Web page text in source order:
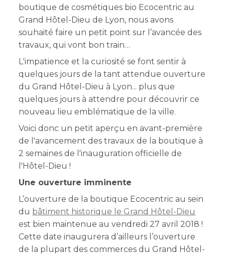
boutique de cosmétiques bio Ecocentric au
Grand Hôtel-Dieu de Lyon, nous avons
souhaité faire un petit point sur l’avancée des
travaux, qui vont bon train
L'impatience et la curiosité se font sentir à
quelques jours de la tant attendue ouverture
du Grand Hôtel-Dieu à Lyon... plus que
quelques jours à attendre pour découvrir ce
nouveau lieu emblématique de la ville.
Voici donc un petit aperçu en avant-première
de l'avancement des travaux de la boutique à
2 semaines de l'inauguration officielle de
l'Hôtel-Dieu !
Une ouverture imminente
L’ouverture de la boutique Ecocentric au sein
du bâtiment historique le Grand Hôtel-Dieu
est bien maintenue au vendredi 27 avril 2018 !
Cette date inaugurera d’ailleurs l’ouverture
de la plupart des commerces du Grand Hôtel-